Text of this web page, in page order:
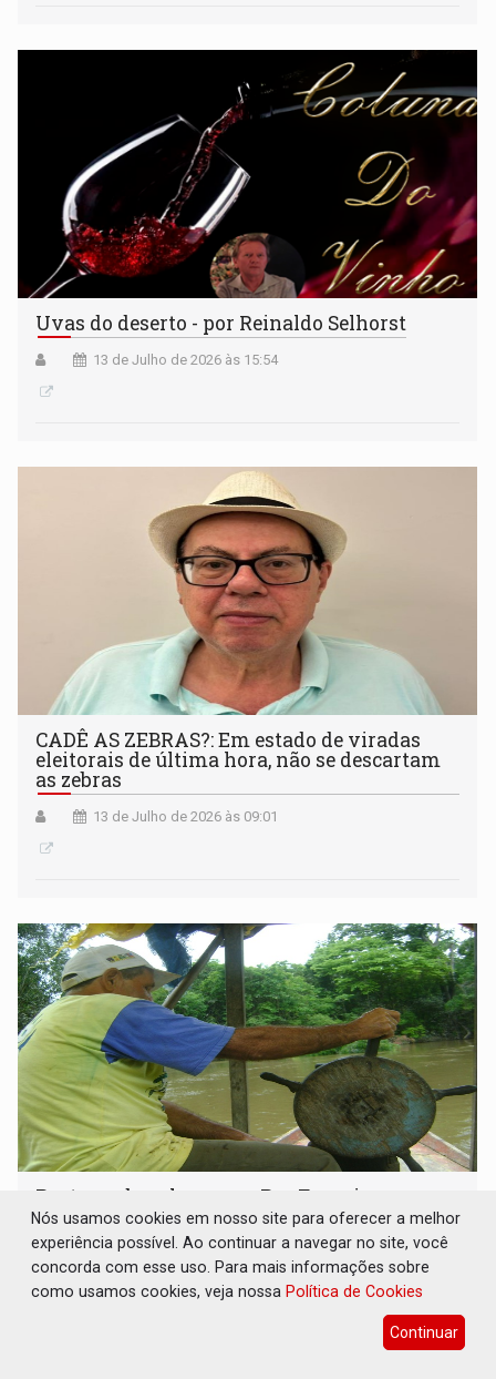
Uvas do deserto - por Reinaldo Selhorst
13 de Julho de 2026 às 15:54
CADÊ AS ZEBRAS?: Em estado de viradas
eleitorais de última hora, não se descartam
as zebras
13 de Julho de 2026 às 09:01
Postergado pelo povo – Por Francisco
Marquelino Santana
13 de Julho de 2026 às 08:26
Nós usamos cookies em nosso site para oferecer a melhor
experiência possível. Ao continuar a navegar no site, você
concorda com esse uso. Para mais informações sobre
como usamos cookies, veja nossa Política de Cookies
Continuar